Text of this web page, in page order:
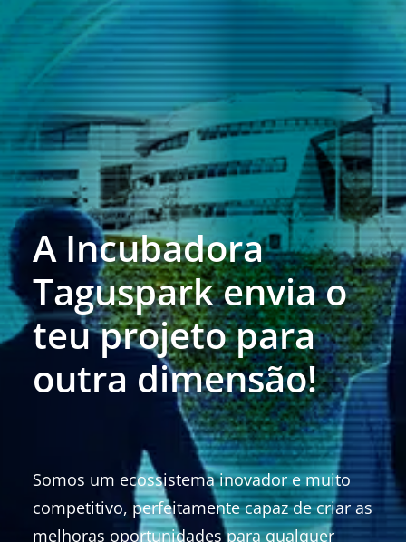
A Incubadora
Taguspark envia o
teu projeto para
outra dimensão!
Somos um ecossistema inovador e muito
competitivo, perfeitamente capaz de criar as
melhoras oportunidades para qualquer